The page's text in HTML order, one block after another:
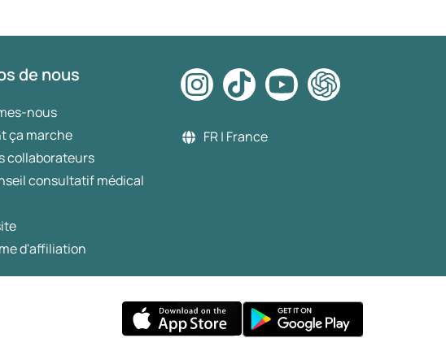
de nous
nous
ça marche
collaborateurs
consultatif médical
d'affiliation
FR | France